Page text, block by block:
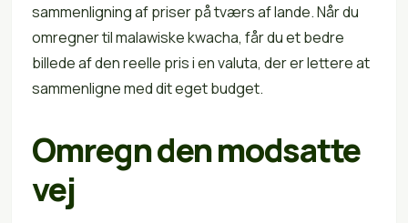
sammenligning af priser på tværs af lande. Når du
omregner til malawiske kwacha, får du et bedre
billede af den reelle pris i en valuta, der er lettere at
sammenligne med dit eget budget.
Omregn den modsatte
vej